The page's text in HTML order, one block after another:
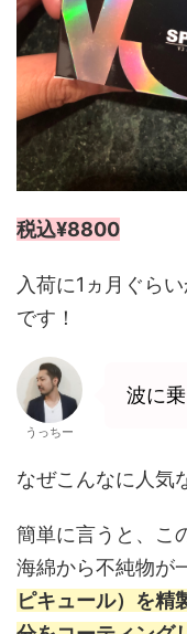
税込¥8800
入荷に1ヵ月ぐら
です！
うっちー
波に
なぜこんなに人気
簡単に言うと、こ
海綿から不純物が
ピキュール）を精